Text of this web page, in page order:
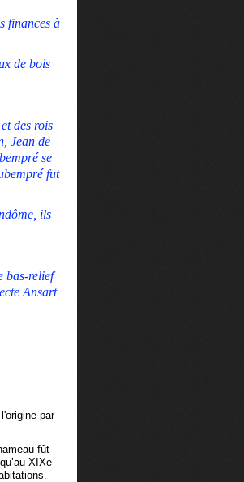
finances à
de bois
des rois
Jean de
se
fut
ils
bas-relief
Ansart
par
fût
XIXe